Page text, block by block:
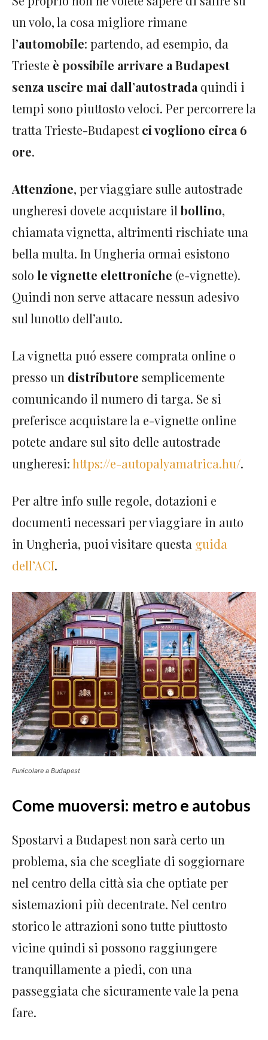
un volo, la cosa migliore rimane
l’automobile: partendo, ad esempio, da
Trieste è possibile arrivare a Budapest
senza uscire mai dall’autostrada quindi i
tempi sono piuttosto veloci. Per percorrere la
tratta Trieste-Budapestci vogliono circa 6
ore.
Attenzione, per viaggiare sulle autostrade
ungheresi dovete acquistare ilbollino,
chiamata vignetta, altrimenti rischiate una
bella multa. In Ungheria ormai esistono
solo le vignette elettroniche (e-vignette).
Quindi non serve attacare nessun adesivo
sul lunotto dell’auto.
La vignetta puó essere comprata online o
presso un distributore semplicemente
comunicando il numero di targa. Se si
preferisce acquistare la e-vignette online
potete andare sul sito delle autostrade
ungheresi:https://e-autopalyamatrica.hu/.
Per altre info sulle regole, dotazioni e
documenti necessari per viaggiare in auto
in Ungheria, puoi visitare questa guida
dell’ACI.
Funicolare a Budapest
Come muoversi: metro e autobus
Spostarvi a Budapest non sarà certo un
problema, sia che scegliate di soggiornare
nel centro della città sia che optiate per
sistemazioni più decentrate. Nel centro
storico le attrazioni sono tutte piuttosto
vicine quindi si possono raggiungere
tranquillamente a piedi, con una
passeggiata che sicuramente vale la pena
fare.